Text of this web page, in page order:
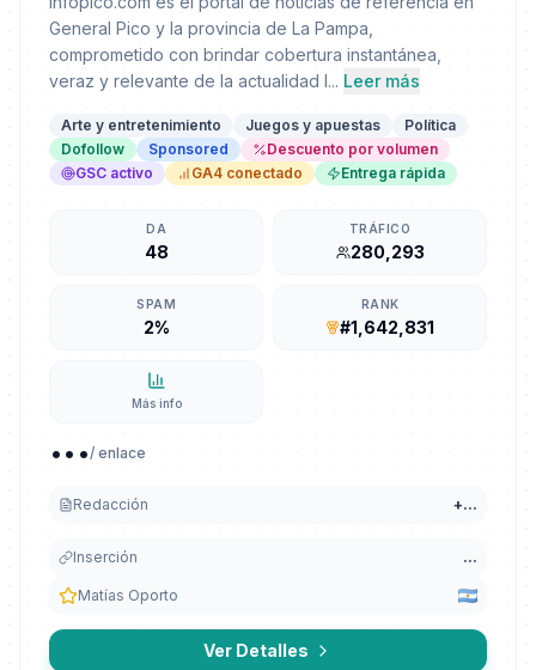
General Pico y la provincia de La Pampa,
comprometido con brindar cobertura instantánea,
veraz y relevante de la actualidad l... Leer más
Arte y entretenimiento Juegos y apuestas
Política
Dofollow
Sponsored
Descuento por volumen
GSC activo
GA4 conectado Entrega rápida
DA
48
TRÁFICO
280,293
SPAM
2%
RANK
#1,642,831
Más info
.../ enlace
Redacción +...
Inserción ...
Matías Oporto
Ver Detalles